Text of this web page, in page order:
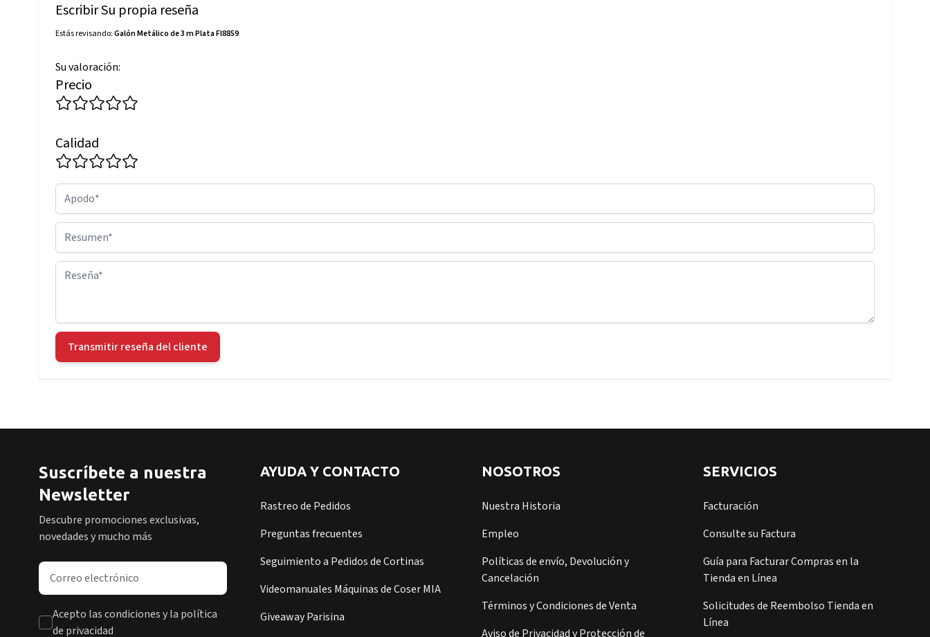
Escribir Su propia reseña
Estás revisando:Galón Metálico de 3 m Plata Fl8859
Su valoración:
Precio
Calidad
Apodo
Resumen
Reseña
Transmitir reseña del cliente
Suscríbete a nuestra
Newsletter
Descubre promociones exclusivas,
novedades y mucho más
Dirección de correo electrónico
Acepto las condiciones y la política
de privacidad
AYUDA Y CONTACTO
Rastreo de Pedidos
Preguntas frecuentes
Seguimiento a Pedidos de Cortinas
Videomanuales Máquinas de Coser MIA
Giveaway Parisina
NOSOTROS
Nuestra Historia
Empleo
Políticas de envío, Devolución y
Cancelación
Términos y Condiciones de Venta
Aviso de Privacidad y Protección de
SERVICIOS
Facturación
Consulte su Factura
Guía para Facturar Compras en la
Tienda en Línea
Solicitudes de Reembolso Tienda en
Línea